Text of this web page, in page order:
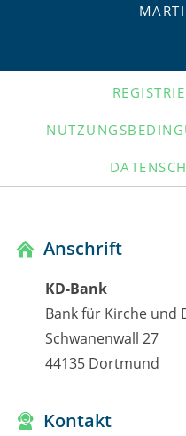
Anschrift
KD-Bank
Bank für Kirche und
Schwanenwall 27
44135 Dortmund
Kontakt